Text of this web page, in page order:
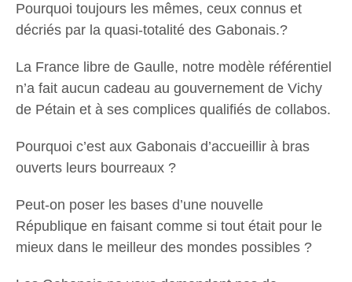
Pourquoi toujours les mêmes, ceux connus et
décriés par la quasi-totalité des Gabonais.?
La France libre de Gaulle, notre modèle référentiel
n’a fait aucun cadeau au gouvernement de Vichy
de Pétain et à ses complices qualifiés de collabos.
Pourquoi c’est aux Gabonais d’accueillir à bras
ouverts leurs bourreaux ?
Peut-on poser les bases d’une nouvelle
République en faisant comme si tout était pour le
mieux dans le meilleur des mondes possibles ?